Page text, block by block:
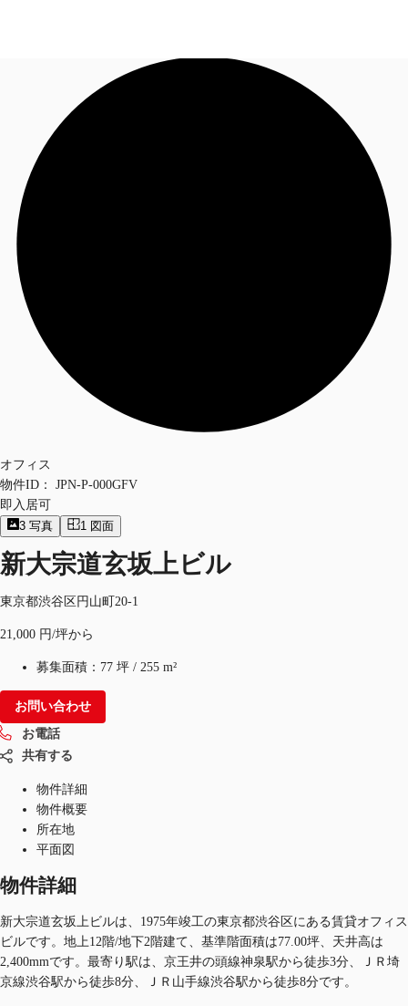
オフィス・事務所
倉庫・物流センター
お電話
オフィス
物件ID：
JPN-P-000GFV
即入居可
3 写真 1 図面
新大宗道玄坂上ビル
東京都渋谷区円山町20-1
21,000 円/坪から
募集面積： 77 坪 / 255 m²
お問い合わせ
お電話
共有する
物件詳細
物件概要
所在地
平面図
物件詳細
新大宗道玄坂上ビルは、1975年竣工の東京都渋谷区にある賃貸オフィス
ビルです。地上12階/地下2階建て、基準階面積は77.00坪、天井高は
2,400mmです。最寄り駅は、京王井の頭線神泉駅から徒歩3分、ＪＲ埼
京線渋谷駅から徒歩8分、ＪＲ山手線渋谷駅から徒歩8分です。